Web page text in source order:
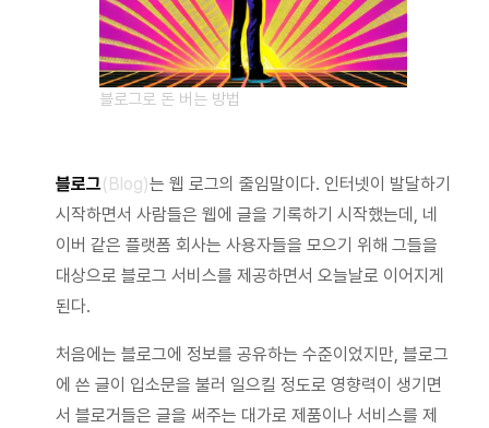
블로그로 돈 버는 방법
블로그(Blog)는 웹 로그의 줄임말이다. 인터넷이 발달하기
시작하면서 사람들은 웹에 글을 기록하기 시작했는데, 네
이버 같은 플랫폼 회사는 사용자들을 모으기 위해 그들을
대상으로 블로그 서비스를 제공하면서 오늘날로 이어지게
된다.
처음에는 블로그에 정보를 공유하는 수준이었지만, 블로그
에 쓴 글이 입소문을 불러 일으킬 정도로 영향력이 생기면
서 블로거들은 글을 써주는 대가로 제품이나 서비스를 제